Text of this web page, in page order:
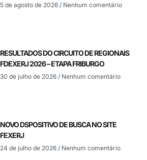
5 de agosto de 2026 Nenhum comentário
RESULTADOS DO CIRCUITO DE REGIONAIS
FDEXERJ 2026 – ETAPA FRIBURGO
30 de julho de 2026 Nenhum comentário
NOVO DSPOSITIVO DE BUSCA NO SITE
FEXERJ
24 de julho de 2026 Nenhum comentário